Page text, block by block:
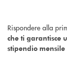
Rispondere alla
che ti garantisce
stipendio